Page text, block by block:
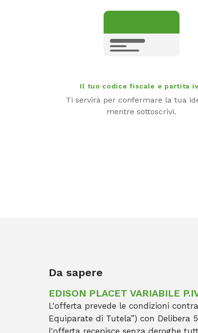
Il tuo codice fiscale e partita
Ti servirà per confermare la tua
mentre sottoscrivi.
Da sapere
EDISON PLACET VARIABILE
L'offerta prevede le condizioni
Equiparate di Tutela”) con Delibera
l'offerta recepisce senza deroghe